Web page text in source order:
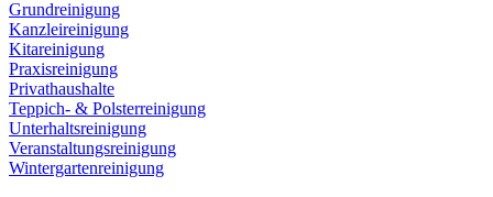
Grundreinigung
Kanzleireinigung
Kitareinigung
Praxisreinigung
Privathaushalte
Teppich- & Polsterreinigung
Unterhaltsreinigung
Veranstaltungsreinigung
Wintergartenreinigung